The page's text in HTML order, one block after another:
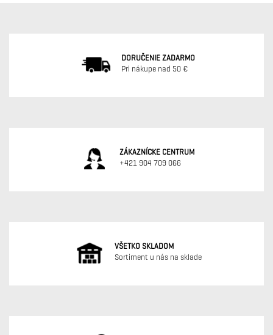
DORUČENIE ZADARMO
Pri nákupe nad 50 €
ZÁKAZNÍCKE CENTRUM
+421 904 709 066
VŠETKO SKLADOM
Sortiment u nás na sklade